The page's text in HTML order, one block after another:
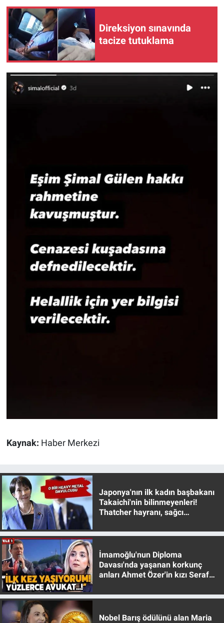
Direksiyon sınavında
tacize tutuklama
Kaynak: Haber Merkezi
Japonya'nın ilk kadın başbakanı
Takaichi'nin bilinmeyenleri!
Thatcher hayranı, sağcı
İmamoğlu'nun Diploma
Davası'nda yaşanan korkunç
anları Ahmet Özer'in kızı Seraf
Nobel Barış ödülünü alan Maria
Programlar
Sağlık
Spor
Yerel Yaşam
Canlı Yayın